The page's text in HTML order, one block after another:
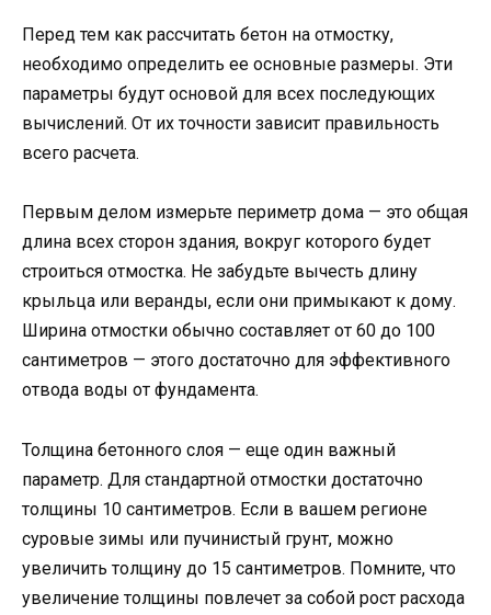
Перед тем как рассчитать бетон на отмостку,
необходимо определить ее основные размеры. Эти
параметры будут основой для всех последующих
вычислений. От их точности зависит правильность
всего расчета.
Первым делом измерьте периметр дома — это общая
длина всех сторон здания, вокруг которого будет
строиться отмостка. Не забудьте вычесть длину
крыльца или веранды, если они примыкают к дому.
Ширина отмостки обычно составляет от 60 до 100
сантиметров — этого достаточно для эффективного
отвода воды от фундамента.
Толщина бетонного слоя — еще один важный
параметр. Для стандартной отмостки достаточно
толщины 10 сантиметров. Если в вашем регионе
суровые зимы или пучинистый грунт, можно
увеличить толщину до 15 сантиметров. Помните, что
увеличение толщины повлечет за собой рост расхода